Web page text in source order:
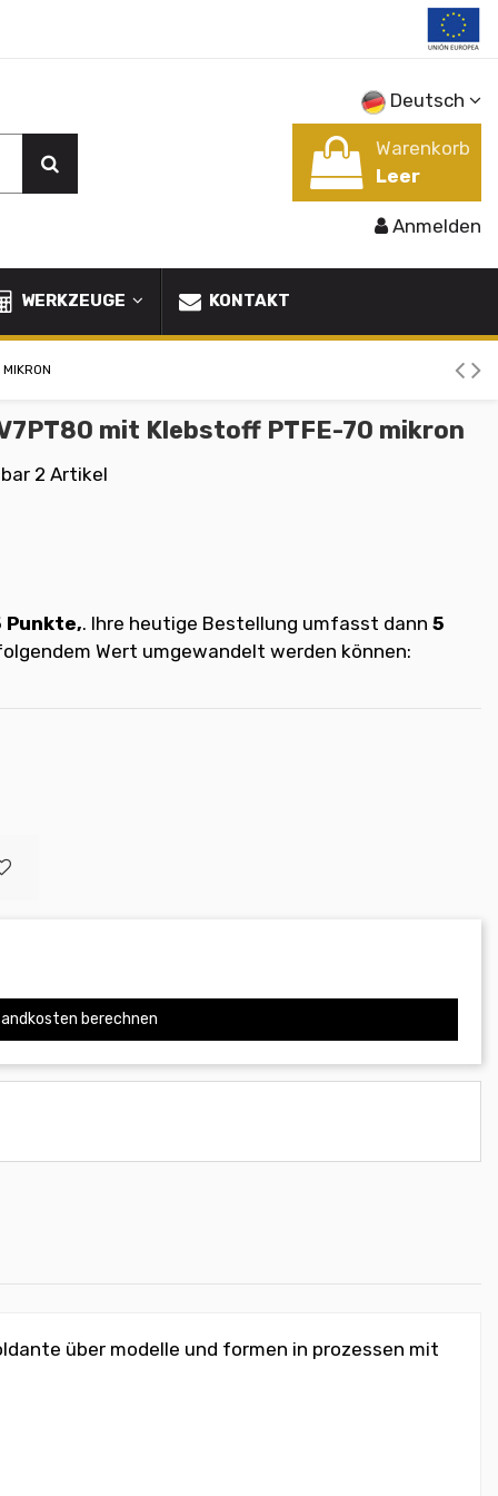
Deutsch
Warenkorb
Leer
Anmelden
WERKZEUGE KONTAKT
mit Klebstoff PTFE-70 mikron
2 Artikel
Punkte,. Ihre heutige Bestellung umfasst dann 5
Wert umgewandelt werden können:
berechnen
über modelle und formen in prozessen mit